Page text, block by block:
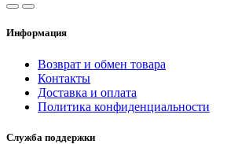
Информация
Возврат и обмен товара
Контакты
Доставка и оплата
Политика конфиденциальности
Служба поддержки